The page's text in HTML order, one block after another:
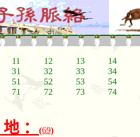
11 12 13 14
31 32 33 34
51 52 53 54
71 72 73 74
地 ： (69)